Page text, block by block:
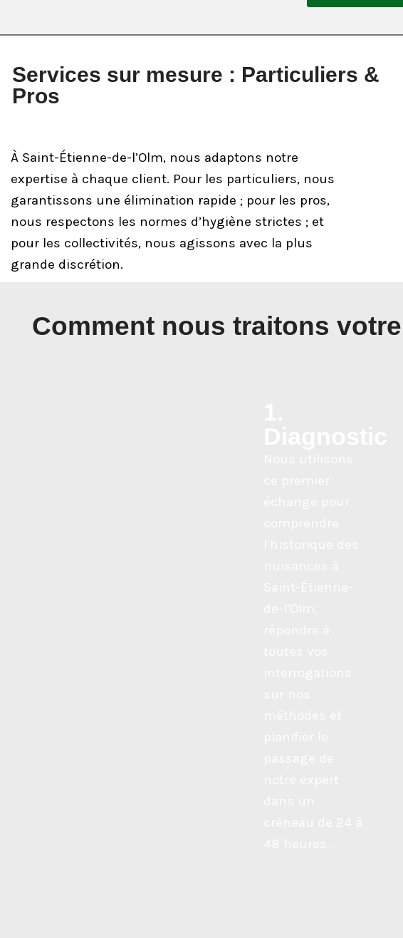
Services sur mesure : Particuliers &
Pros
À Saint-Étienne-de-l’Olm, nous adaptons notre
expertise à chaque client. Pour les particuliers, nous
garantissons une élimination rapide ; pour les pros,
nous respectons les normes d’hygiène strictes ; et
pour les collectivités, nous agissons avec la plus
grande discrétion.
Comment nous traitons